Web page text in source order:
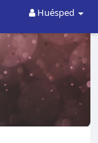
Huésped